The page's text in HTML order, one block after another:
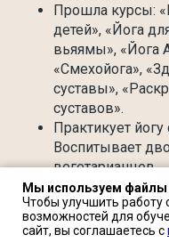
Прошла курсы:
детей», «Йога
вьяямы», «Йога
«Смехойога»,
суставы»,
суставов».
Практикует йогу
Воспитывает
вегетарианцев.
Мы используем
Чтобы улучшить работу
возможностей для
сайт, вы соглашаетесь с